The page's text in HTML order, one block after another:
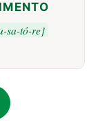
sa-tó-re]